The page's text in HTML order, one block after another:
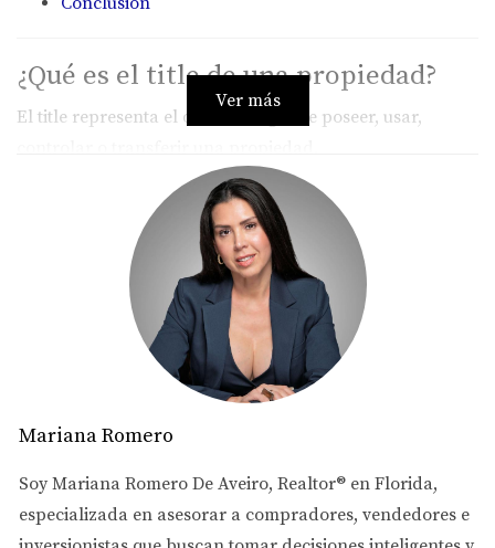
¿Qué es el title de una propiedad?
El title representa el derecho legal de poseer, usar,
No suele ser un “papel” único que te llega por correo.
Más bien, es la situación legal que demuestra que tienes
derecho sobre la vivienda.
Cuando compras una propiedad, quieres asegurarte de
que el vendedor realmente tiene el derecho de venderla y
que no existan problemas ocultos que puedan afectar tu
historial de la propiedad.
Ver más
Mariana Romero
Soy Mariana Romero De Aveiro, Realtor® en Florida,
especializada en asesorar a compradores, vendedores e